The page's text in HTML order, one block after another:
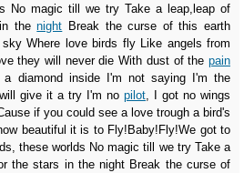
No magic till we try Take a leap,leap of
in thenight Break the curse of this earth
Where love birds fly Like angels from
they will never die With dust of the pain
diamond inside I'm not saying I'm the
give it a try I'm no pilot , I got no wings
if you could see a love trough a bird's
beautiful it is to Fly!Baby!Fly!We got to
these worlds No magic till we try Take a
the stars in the night Break the curse of